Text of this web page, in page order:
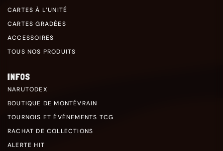
CARTES À L’UNITÉ
CARTES GRADÉES
ACCESSOIRES
TOUS NOS PRODUITS
INFOS
NARUTODEX
BOUTIQUE DE MONTÉVRAIN
TOURNOIS ET ÉVÉNEMENTS TCG
RACHAT DE COLLECTIONS
ALERTE HIT